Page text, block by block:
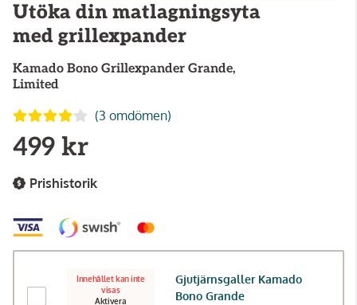
Utöka din matlagningsyta
med grillexpander
Kamado Bono Grillexpander Grande,
Limited
(3 omdömen)
499 kr
Prishistorik
Innehållet kan inte
visas
Aktivera
Gjutjärnsgaller Kamado
Bono Grande